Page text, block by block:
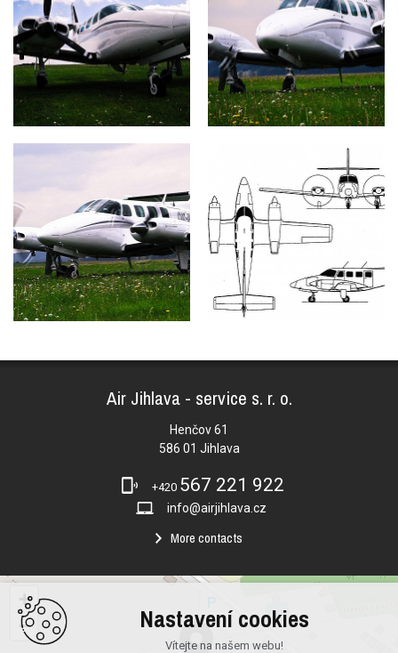
Air Jihlava - service s. r. o.
Henčov 61
586 01 Jihlava
+420 567 221 922
info@airjihlava.cz
More contacts
+
−
Nastavení cookies
Vítejte na našem webu!